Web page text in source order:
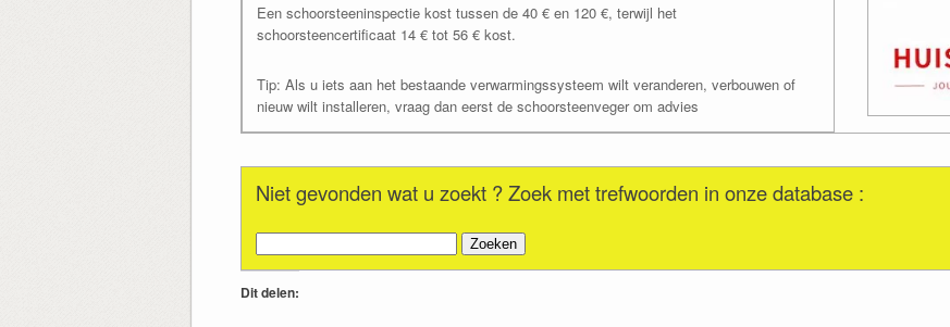
Een schoorsteeninspectie kost tussen de 40 € en 120 €, terwijl het
schoorsteencertificaat 14 € tot 56 € kost.
Tip: Als u iets aan het bestaande verwarmingssysteem wilt veranderen, verbouwen of
nieuw wilt installeren, vraag dan eerst de schoorsteenveger om advies
Niet gevonden wat u zoekt ? Zoek met trefwoorden in onze database :
naar:
Dit delen: